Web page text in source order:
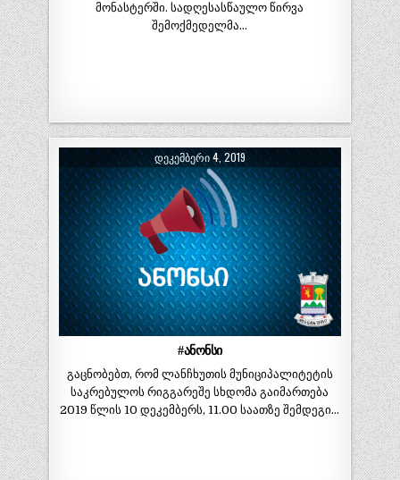
მონასტერში. სადღესასწაულო წირვა
შემოქმედელმა…
ᲓᲔᲙᲔᲛᲑᲔᲠᲘ 4, 2019
#ანონსი
გაცნობებთ, რომ ლანჩხუთის მუნიციპალიტეტის
საკრებულოს რიგგარეშე სხდომა გაიმართება
2019 წლის 10 დეკემბერს, 11.00 საათზე შემდეგი…